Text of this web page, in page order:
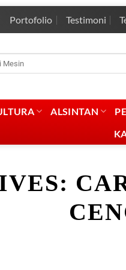
Portofolio Testimoni
ALSINTAN